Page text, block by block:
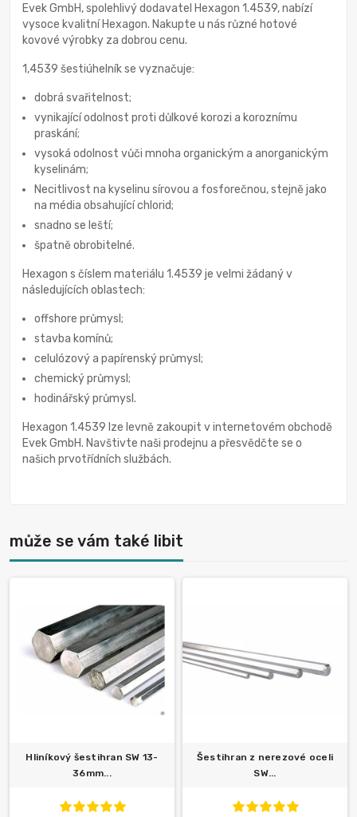
Evek GmbH, spolehlivý dodavatel Hexagon 1.4539, nabízí
vysoce kvalitní Hexagon. Nakupte u nás různé hotové
kovové výrobky za dobrou cenu.
1,4539 šestiúhelník se vyznačuje:
dobrá svařitelnost;
vynikající odolnost proti důlkové korozi a koroznímu
praskání;
vysoká odolnost vůči mnoha organickým a anorganickým
kyselinám;
Necitlivost na kyselinu sírovou a fosforečnou, stejně jako
na média obsahující chlorid;
snadno se leští;
špatně obrobitelné.
Hexagon s číslem materiálu 1.4539 je velmi žádaný v
následujících oblastech:
offshore průmysl;
stavba komínů;
celulózový a papírenský průmysl;
chemický průmysl;
hodinářský průmysl.
Hexagon 1.4539 lze levně zakoupit v internetovém obchodě
Evek GmbH. Navštivte naši prodejnu a přesvědčte se o
našich prvotřídních službách.
může se vám také libit
Hliníkový šestihran SW 13-
36mm...
Šestihran z nerezové oceli
SW...